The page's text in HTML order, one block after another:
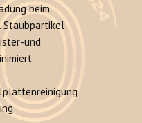
beim
Staubpartikel
und